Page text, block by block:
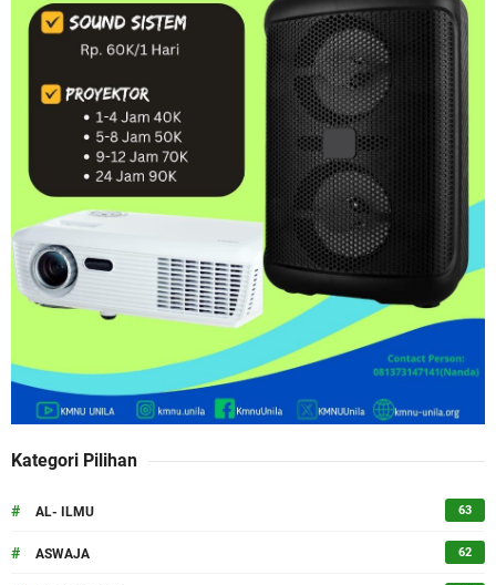
Kategori Pilihan
# AL- ILMU 63
# ASWAJA 62